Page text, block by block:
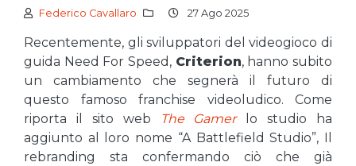
Federico Cavallaro 27 Ago 2025
Recentemente, gli sviluppatori del videogioco di
guida Need For Speed, Criterion, hanno subito
un cambiamento che segnerà il futuro di
questo famoso franchise videoludico. Come
riporta il sito web
The Gamer
lo studio ha
aggiunto al loro nome “A Battlefield Studio”, Il
rebranding sta confermando ciò che già